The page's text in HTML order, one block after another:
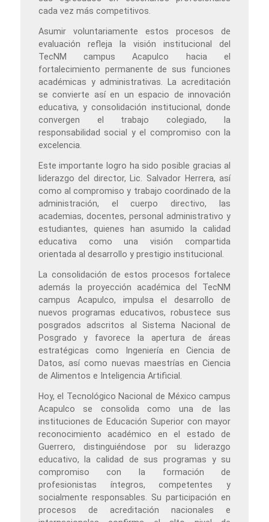
cada vez más competitivos.
Asumir voluntariamente estos procesos de
evaluación refleja la visión institucional del
TecNM campus Acapulco hacia el
fortalecimiento permanente de sus funciones
académicas y administrativas. La acreditación
se convierte así en un espacio de innovación
educativa, y consolidación institucional, donde
convergen el trabajo colegiado, la
responsabilidad social y el compromiso con la
excelencia.
Este importante logro ha sido posible gracias al
liderazgo del director, Lic. Salvador Herrera, así
como al compromiso y trabajo coordinado de la
administración, el cuerpo directivo, las
academias, docentes, personal administrativo y
estudiantes, quienes han asumido la calidad
educativa como una visión compartida
orientada al desarrollo y prestigio institucional.
La consolidación de estos procesos fortalece
además la proyección académica del TecNM
campus Acapulco, impulsa el desarrollo de
nuevos programas educativos, robustece sus
posgrados adscritos al Sistema Nacional de
Posgrado y favorece la apertura de áreas
estratégicas como Ingeniería en Ciencia de
Datos, así como nuevas maestrías en Ciencia
de Alimentos e Inteligencia Artificial.
Hoy, el Tecnológico Nacional de México campus
Acapulco se consolida como una de las
instituciones de Educación Superior con mayor
reconocimiento académico en el estado de
Guerrero, distinguiéndose por su liderazgo
educativo, la calidad de sus programas y su
compromiso con la formación de
profesionistas íntegros, competentes y
socialmente responsables. Su participación en
procesos de acreditación nacionales e